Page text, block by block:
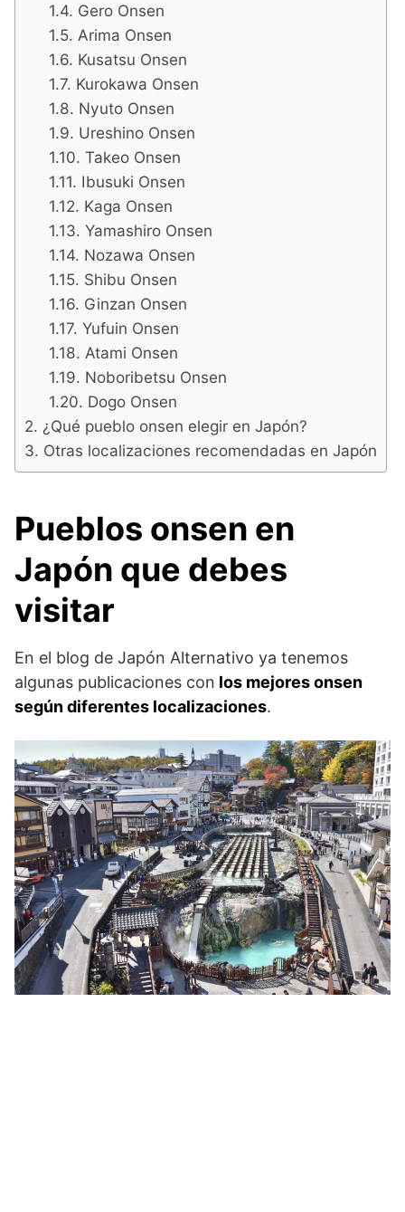
Gero Onsen
Arima Onsen
Kusatsu Onsen
Kurokawa Onsen
Nyuto Onsen
Ureshino Onsen
Takeo Onsen
Ibusuki Onsen
Kaga Onsen
Yamashiro Onsen
Nozawa Onsen
Shibu Onsen
Ginzan Onsen
Yufuin Onsen
Atami Onsen
Noboribetsu Onsen
Dogo Onsen
¿Qué pueblo onsen elegir en Japón?
Otras localizaciones recomendadas en Japón
Pueblos onsen en
Japón que debes
visitar
En el blog de Japón Alternativo ya tenemos
algunas publicaciones con los mejores onsen
según diferentes localizaciones.